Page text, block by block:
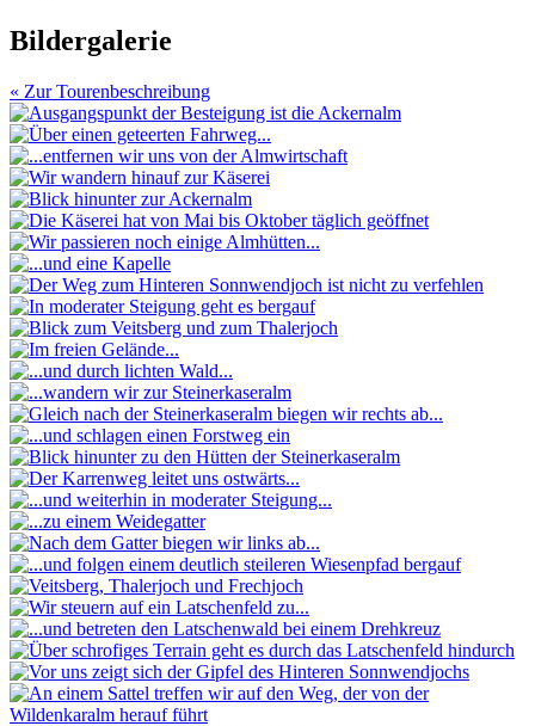
Bildergalerie
« Zur Tourenbeschreibung